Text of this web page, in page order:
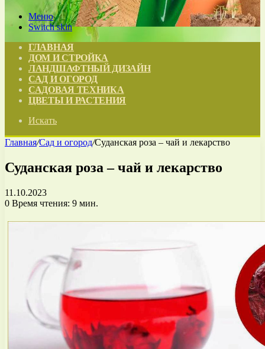
Меню
Switch skin
ГЛАВНАЯ
ДОМ И СТРОЙКА
ЛАНДШАФТНЫЙ ДИЗАЙН
САД И ОГОРОД
САДОВАЯ ТЕХНИКА
ЦВЕТЫ И РАСТЕНИЯ
Искать
Главная/Сад и огород/Суданская роза – чай и лекарство
Суданская роза – чай и лекарство
11.10.2023
0 Время чтения: 9 мин.